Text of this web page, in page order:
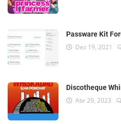
Passware Kit
Dez 19, 2021
Discotheque
Abr 29, 2023